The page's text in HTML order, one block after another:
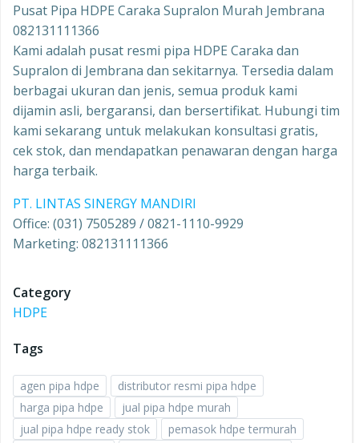
Pusat Pipa HDPE Caraka Supralon Murah Jembrana
082131111366
Kami adalah pusat resmi pipa HDPE Caraka dan
Supralon di Jembrana dan sekitarnya. Tersedia dalam
berbagai ukuran dan jenis, semua produk kami
dijamin asli, bergaransi, dan bersertifikat. Hubungi tim
kami sekarang untuk melakukan konsultasi gratis,
cek stok, dan mendapatkan penawaran dengan harga
harga terbaik.
PT. LINTAS SINERGY MANDIRI
Office: (031) 7505289 / 0821-1110-9929
Marketing: 082131111366
Category
HDPE
Tags
agen pipa hdpe
distributor resmi pipa hdpe
harga pipa hdpe
jual pipa hdpe murah
jual pipa hdpe ready stok
pemasok hdpe termurah